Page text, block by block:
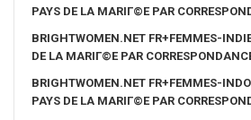
PAYS DE LA MARIГ©E PAR
BRIGHTWOMEN.NET FR+FEMMES-
DE LA MARIГ©E PAR
BRIGHTWOMEN.NET FR+FEMMES-
PAYS DE LA MARIГ©E PAR